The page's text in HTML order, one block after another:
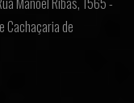
Cachaçaria de